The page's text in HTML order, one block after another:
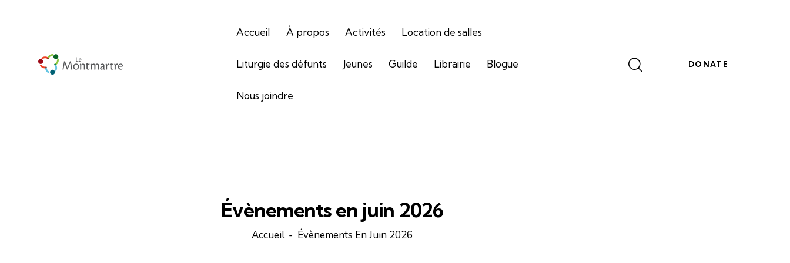
Accueil À propos Activités Location de salles
Liturgie des défunts Jeunes Guilde Librairie Blogue
Nous joindre
DONATE
Évènements en juin 2026
Accueil Évènements En Juin 2026